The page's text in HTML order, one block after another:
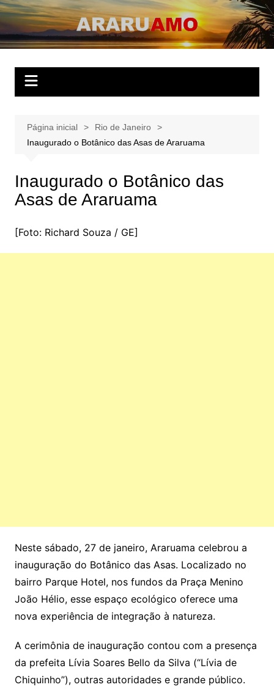
Ir
para
o
ARARUAMO
O website apaixonado por Araruama!
Página inicial
Rio de Janeiro
Inaugurado o Botânico das Asas de Araruama
Inaugurado o Botânico das
Asas de Araruama
[Foto: Richard Souza / GE]
Neste sábado, 27 de janeiro, Araruama celebrou a
inauguração do Botânico das Asas. Localizado no
bairro Parque Hotel, nos fundos da Praça Menino
João Hélio, esse espaço ecológico oferece uma
nova experiência de integração à natureza.
A cerimônia de inauguração contou com a presença
da prefeita Lívia Soares Bello da Silva (“Lívia de
Chiquinho”), outras autoridades e grande público.